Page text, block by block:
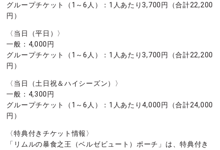
グループチケット（1～6人）：1人あたり3,700円（合計22,200
円）
〈当日（平日）〉
一般：4,000円
グループチケット（1～6人）：1人あたり3,700円（合計22,200
円）
〈当日（土日祝＆ハイシーズン）〉
一般：4,300円
グループチケット（1～6人）：1人あたり4,000円（合計24,000
円）
〈特典付きチケット情報〉
「リムルの暴食之王（ベルゼビュート）ポーチ」は、特典付き